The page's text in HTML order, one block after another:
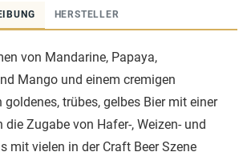
HERSTELLER
von Mandarine, Papaya,
Mango und einem cremigen
trübes, gelbes Bier mit einer
Zugabe von Hafer-, Weizen- und
mit vielen in der Craft Beer Szene